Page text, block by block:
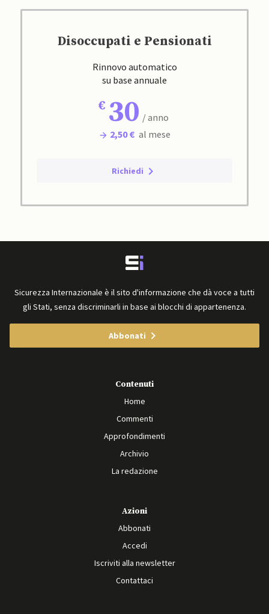
Disoccupati e Pensionati
Rinnovo automatico
su base annuale
30 / anno
2,50 € al mese
Richiedi
Sicurezza Internazionale è il sito d'informazione che dà voce a tutti
gli Stati, senza discriminarli in base ai blocchi di appartenenza.
Abbonati
Contenuti
Home
Commenti
Approfondimenti
Archivio
La redazione
Azioni
Abbonati
Accedi
Iscriviti alla newsletter
Contattaci